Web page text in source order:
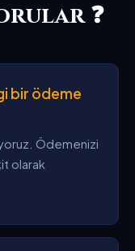
❓
bir ödeme
Ödemenizi
olarak